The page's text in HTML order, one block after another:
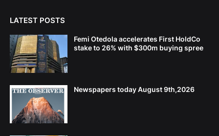
LATEST POSTS
Femi Otedola accelerates First HoldCo
stake to 26% with $300m buying spree
Newspapers today August 9th,2026